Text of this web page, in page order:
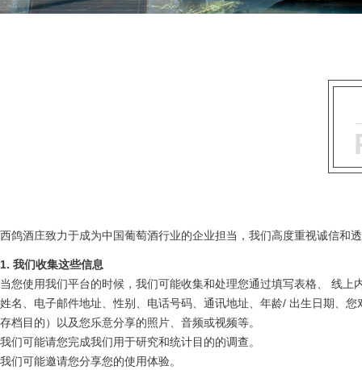
西鸽酒庄致力于成为中国葡萄酒行业的企业担当，我们高度重视诚信和
1. 我们收集这些信息
当您使用我们平台的时候，我们可能收集和处理您通过填写表格、 线
姓名、电子邮件地址、性别、电话号码、通讯地址、年龄/ 出生日期、
存档目的）以及您乐意分享的照片、音频或视频等。
我们可能请您完成我们用于研究和统计目的的调查。
我们可能邀请您分享您的使用体验。